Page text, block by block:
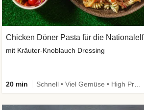
Chicken Döner Pasta für die Nationalelf
mit Kräuter-Knoblauch Dressing
20 min